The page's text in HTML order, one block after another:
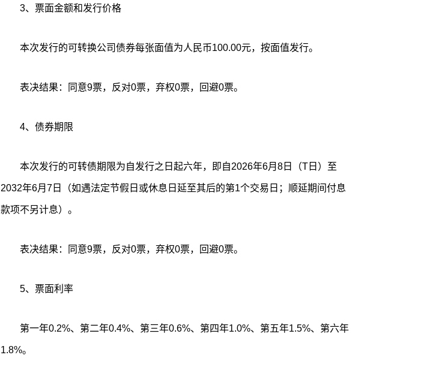
3、票面金额和发行价格
本次发行的可转换公司债券每张面值为人民币100.00元，按面值发行。
表决结果：同意9票，反对0票，弃权0票，回避0票。
4、债券期限
本次发行的可转债期限为自发行之日起六年，即自2026年6月8日（T日）至
2032年6月7日（如遇法定节假日或休息日延至其后的第1个交易日；顺延期间付息
款项不另计息）。
表决结果：同意9票，反对0票，弃权0票，回避0票。
5、票面利率
第一年0.2%、第二年0.4%、第三年0.6%、第四年1.0%、第五年1.5%、第六年
1.8%。